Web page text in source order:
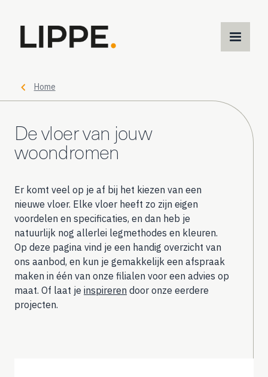
Home
De vloer van jouw
woondromen
Er komt veel op je af bij het kiezen van een
nieuwe vloer. Elke vloer heeft zo zijn eigen
voordelen en specificaties, en dan heb je
natuurlijk nog allerlei legmethodes en kleuren.
Op deze pagina vind je een handig overzicht van
ons aanbod, en kun je gemakkelijk een afspraak
maken in één van onze filialen voor een advies op
maat. Of laat je inspireren door onze eerdere
projecten.